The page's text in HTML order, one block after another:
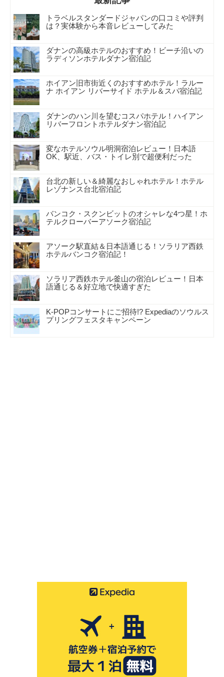
トラベルスタンダードジャパンの口コミや評判
は？実体験から本音レビューしてみた
ダナンの高級ホテルのおすすめ！ビーチ沿いの
ラディソンホテルダナン宿泊記
ホイアン旧市街近くのおすすめホテル！ラルー
ナ ホイアン リバーサイド ホテル＆スパ宿泊記
ダナンのハン川を望むコスパホテル！ハイアン
リバーフロントホテルダナン宿泊記
変なホテルソウル明洞宿泊レビュー！日本語
OK、駅近、バス・トイレ別で超便利だった
台北の新しい＆綺麗なおしゃれホテル！ホテル
レゾナンス台北宿泊記
バンコク・スクンビットのオシャレな4つ星！ホ
テルクローバーアソーク宿泊記
アソーク駅直結＆日本語通じる！ソラリア西鉄
ホテルバンコク宿泊記！
ソラリア西鉄ホテル釜山の宿泊レビュー！日本
語通じる＆好立地で快適すぎた
K-POPコンサートにご招待!? Expediaのソウルス
プリングフェスタキャンペーン